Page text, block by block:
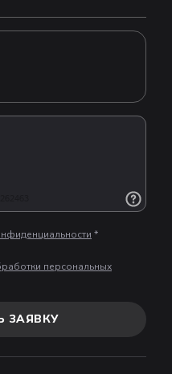
*
персональных
ЗАЯВКУ